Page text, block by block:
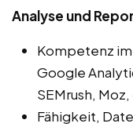
Analyse und
Kompetenz
Google
SEMrush,
Fähigkeit,